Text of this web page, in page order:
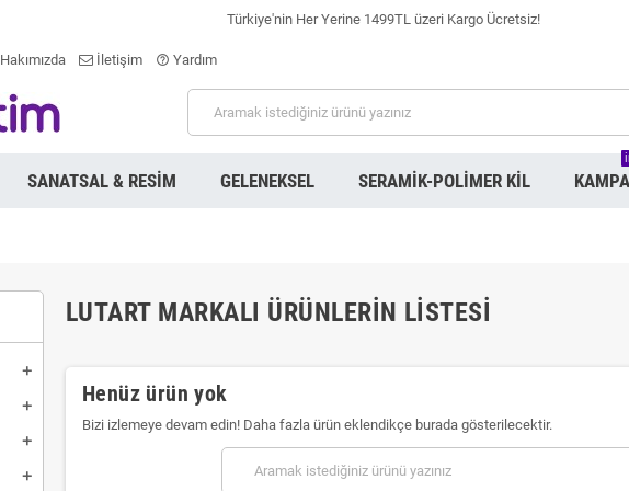
Türkiye'nin Her Yerine 1499TL üzeri Kargo Ücretsiz!
Hakımızda İletişim help_outline Yardım
SANATSAL & RESIM GELENEKSEL SERAMIK-POLIMER KIL
LUTART MARKALI ÜRÜNLERIN LISTESI
Henüz ürün yok
Bizi izlemeye devam edin! Daha fazla ürün eklendikçe burada gösterilecektir.